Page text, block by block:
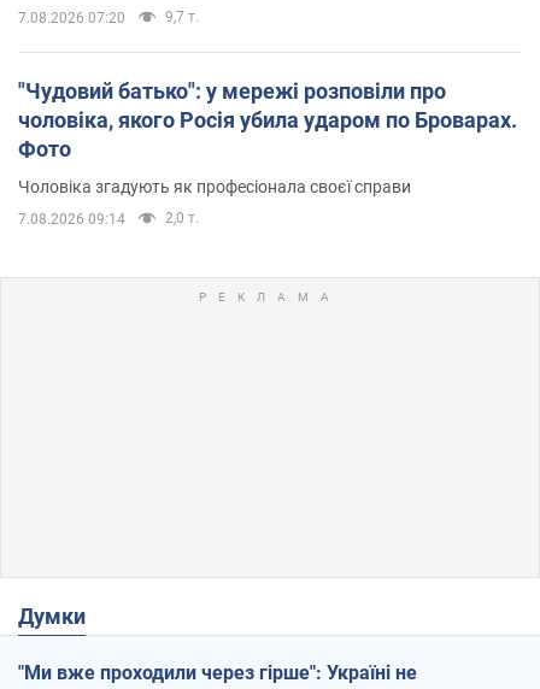
7.08.2026 07:20 9,7 т.
"Чудовий батько": у мережі розповіли про
чоловіка, якого Росія убила ударом по Броварах.
Фото
Чоловіка згадують як професіонала своєї справи
7.08.2026 09:14 2,0 т.
Думки
"Ми вже проходили через гірше": Україні не